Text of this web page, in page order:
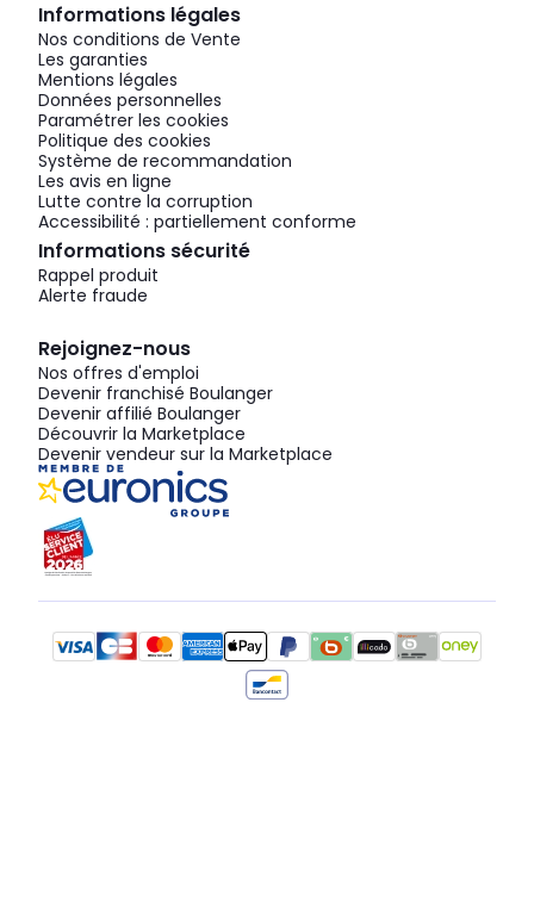
Informations légales
Nos conditions de Vente
Les garanties
Mentions légales
Données personnelles
Paramétrer les cookies
Politique des cookies
Système de recommandation
Les avis en ligne
Lutte contre la corruption
Accessibilité : partiellement conforme
Informations sécurité
Rappel produit
Alerte fraude
Rejoignez-nous
Nos offres d'emploi
Devenir franchisé Boulanger
Devenir affilié Boulanger
Découvrir la Marketplace
Devenir vendeur sur la Marketplace